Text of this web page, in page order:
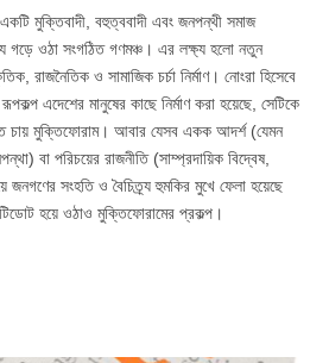
মুক্তিবাদী, বহুত্ববাদী এবং জনপন্থী সমাজ
গড়ে ওঠা সংগঠিত গণমঞ্চ। এর লক্ষ্য হলো নতুন
রাজনৈতিক ও সামাজিক চর্চা নির্মাণ। নোংরা হিসেবে
এদেশের মানুষের কাছে নির্মাণ করা হয়েছে, সেটিকে
চায় মুক্তিফোরাম। আবার যেসব একক আদর্শ (যেমন
বা পরিচয়ের রাজনীতি (সাম্প্রদায়িক বিদ্বেষ,
জনগণের সংহতি ও বৈচিত্র্য হুমকির মুখে ফেলা হয়েছে
হয়ে ওঠাও মুক্তিফোরামের প্রকল্প।